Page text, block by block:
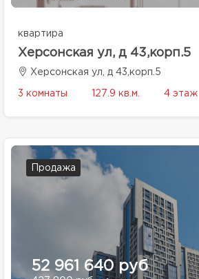
квартира
Херсонская ул, д 43,корп.5
Херсонская ул, д 43,корп.5
3 комнаты 127.9 кв.м. 4 этаж
Продажа
52 961 640 руб